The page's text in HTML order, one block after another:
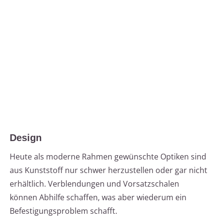
Design
Heute als moderne Rahmen gewünschte Optiken sind
aus Kunststoff nur schwer herzustellen oder gar nicht
erhältlich. Verblendungen und Vorsatzschalen
können Abhilfe schaffen, was aber wiederum ein
Befestigungsproblem schafft.